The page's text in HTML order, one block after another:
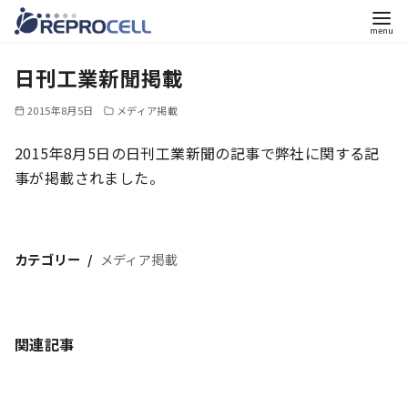
日刊工業新聞掲載
2015年8月5日 メディア掲載
2015年8月5日の日刊工業新聞の記事で弊社に関する記
事が掲載されました。
カテゴリー メディア掲載
関連記事